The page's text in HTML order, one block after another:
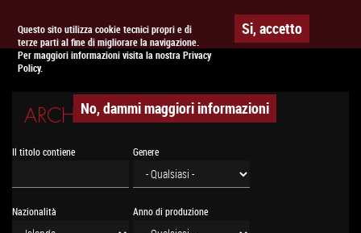
Questo sito utilizza cookie tecnici propri e di
terze parti al fine di migliorare la navigazione.
Per maggiori informazioni visita la nostra Privacy
Policy.
Si, accetto
No, dammi maggiori informazioni
APPUNTAMENTO AL CINEMA
ARCHIVIO CINEMA
Il titolo contiene Genere
Nazionalità Anno di produzione